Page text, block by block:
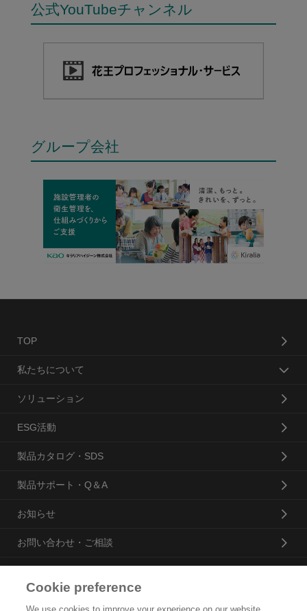
公式YouTubeチャンネル
グループ会社
TOP
私たちについて
ソリューション
ESG活動
製品カタログ・SDS
製品サポート・Q＆A
お知らせ
お問い合わせ・ご相談
Cookie preference